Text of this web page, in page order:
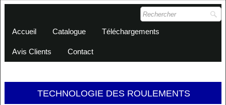
Accueil Catalogue Téléchargements
Avis Clients Contact
TECHNOLOGIE DES ROULEMENTS